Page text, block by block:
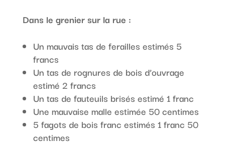
Dans le grenier sur la rue :
Un mauvais tas de ferailles estimés 5
francs
Un tas de rognures de bois d’ouvrage
estimé 2 francs
Un tas de fauteuils brisés estimé 1 franc
Une mauvaise malle estimée 50 centimes
5 fagots de bois franc estimés 1 franc 50
centimes